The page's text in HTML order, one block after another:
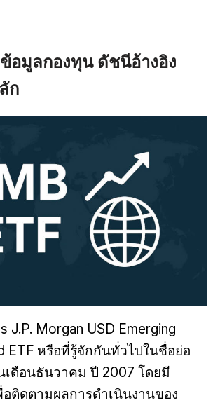
ข้อมูลกองทุน ดัชนีอ้างอิง
ก
J.P. Morgan USD Emerging
ETF หรือที่รู้จักกันทั่วไปในชื่อย่อ
เดือนธันวาคม ปี 2007 โดยมี
อติดตามผลการดำเนินงานของ